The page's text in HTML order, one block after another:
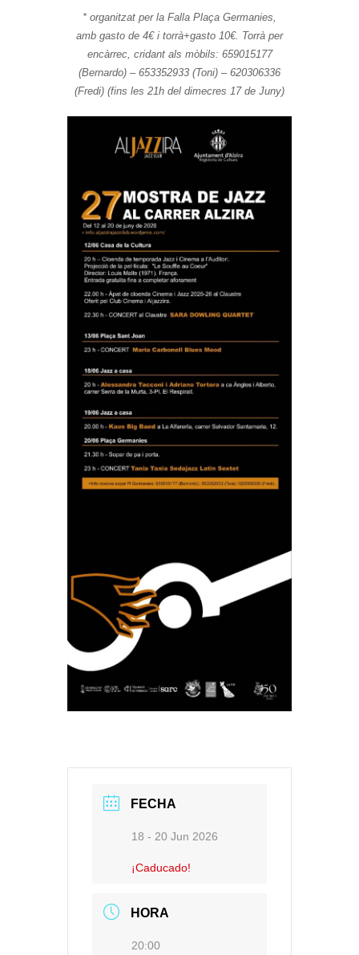
* organitzat per la Falla Plaça Germanies,
amb gasto de 4€ i torrà+gasto 10€. Torrà per
encàrrec, cridant als mòbils: 659015177
(Bernardo) – 653352933 (Toni) – 620306336
(Fredi) (fins les 21h del dimecres 17 de Juny)
FECHA
18 - 20 Jun 2026
¡Caducado!
HORA
20:00